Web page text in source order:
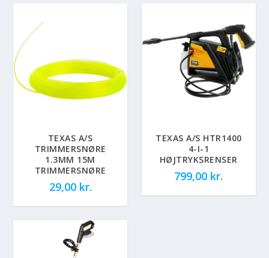
TEXAS A/S
TRIMMERSNØRE
1.3MM 15M
TRIMMERSNØRE
29,00 kr.
TEXAS A/S HTR1400
4-I-1
HØJTRYKSRENSER
799,00 kr.